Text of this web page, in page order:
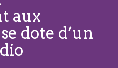
aux
dote d’un